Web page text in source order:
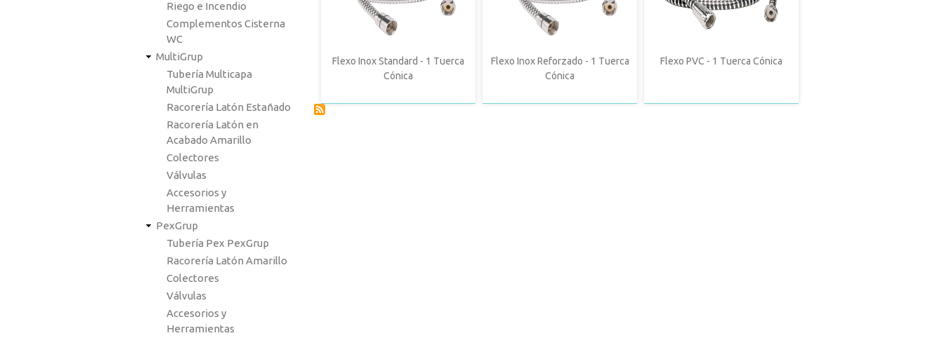
Riego e Incendio
Complementos Cisterna
WC
MultiGrup
Tubería Multicapa
MultiGrup
Racorería Latón Estañado
Racorería Latón en
Acabado Amarillo
Colectores
Válvulas
Accesorios y
Herramientas
PexGrup
Tubería Pex PexGrup
Racorería Latón Amarillo
Colectores
Válvulas
Accesorios y
Herramientas
Flexo Inox Standard - 1 Tuerca
Cónica
Flexo Inox Reforzado - 1 Tuerca
Cónica
Flexo PVC - 1 Tuerca Cónica